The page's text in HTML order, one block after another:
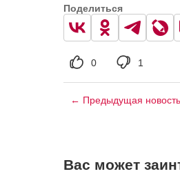
Поделиться
0 1
← Предыдущая новость
Вас может